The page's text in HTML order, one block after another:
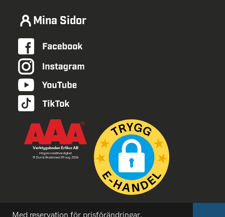
Mina Sidor
Med reservation för prisförändringar,